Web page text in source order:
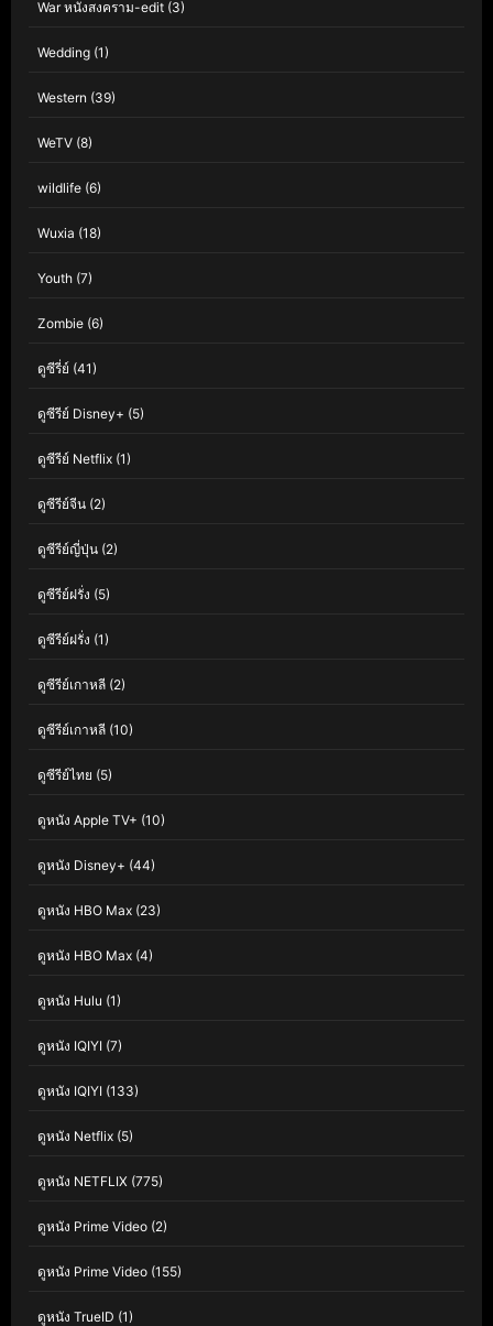
War หนังสงคราม-edit (3)
Wedding (1)
Western (39)
WeTV (8)
wildlife (6)
Wuxia (18)
Youth (7)
Zombie (6)
ดูซีรี่ย์ (41)
ดูซีรีย์ Disney+ (5)
ดูซีรีย์ Netflix (1)
ดูซีรีย์จีน (2)
ดูซีรีย์ญี่ปุ่น (2)
ดูซีรีย์ฝรั่ง (5)
ดูซีรีย์ฝรั่ง (1)
ดูซีรีย์เกาหลี (2)
ดูซีรีย์เกาหลี (10)
ดูซีรีย์ไทย (5)
ดูหนัง Apple TV+ (10)
ดูหนัง Disney+ (44)
ดูหนัง HBO Max (23)
ดูหนัง HBO Max (4)
ดูหนัง Hulu (1)
ดูหนัง IQIYI (7)
ดูหนัง IQIYI (133)
ดูหนัง Netflix (5)
ดูหนัง NETFLIX (775)
ดูหนัง Prime Video (2)
ดูหนัง Prime Video (155)
ดูหนัง TrueID (1)